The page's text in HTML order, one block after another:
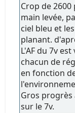
Crop de 2600
main levée,
ciel bleu et
planant.
L'AF du 7v
chacun de
en fonction
Gros progrès
sur le 7v.